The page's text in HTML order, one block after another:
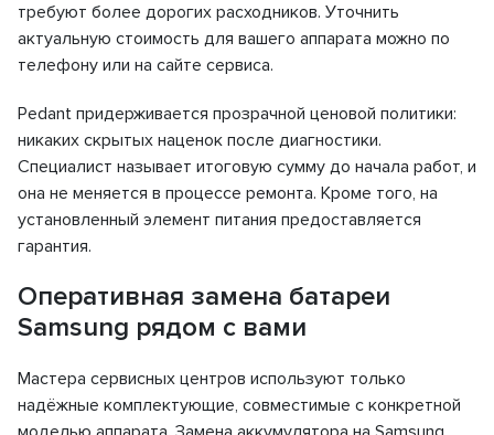
требуют более дорогих расходников. Уточнить
актуальную стоимость для вашего аппарата можно по
телефону или на сайте сервиса.
Pedant придерживается прозрачной ценовой политики:
никаких скрытых наценок после диагностики.
Специалист называет итоговую сумму до начала работ, и
она не меняется в процессе ремонта. Кроме того, на
установленный элемент питания предоставляется
гарантия.
Оперативная замена батареи
Samsung рядом с вами
Мастера сервисных центров используют только
надёжные комплектующие, совместимые с конкретной